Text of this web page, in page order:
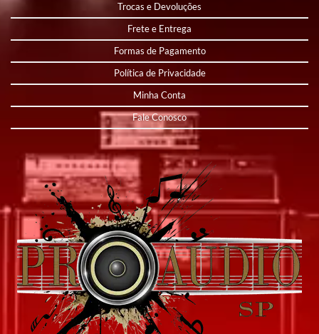
Trocas e Devoluções
Frete e Entrega
Formas de Pagamento
Política de Privacidade
Minha Conta
Fale Conosco